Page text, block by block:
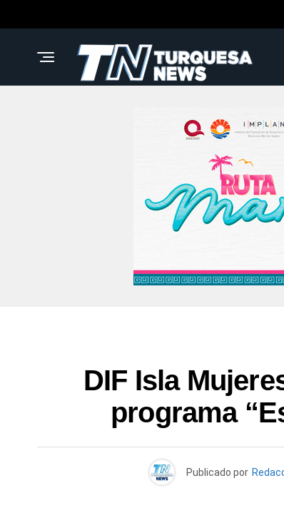
DIF Isla
programa
Publicado por